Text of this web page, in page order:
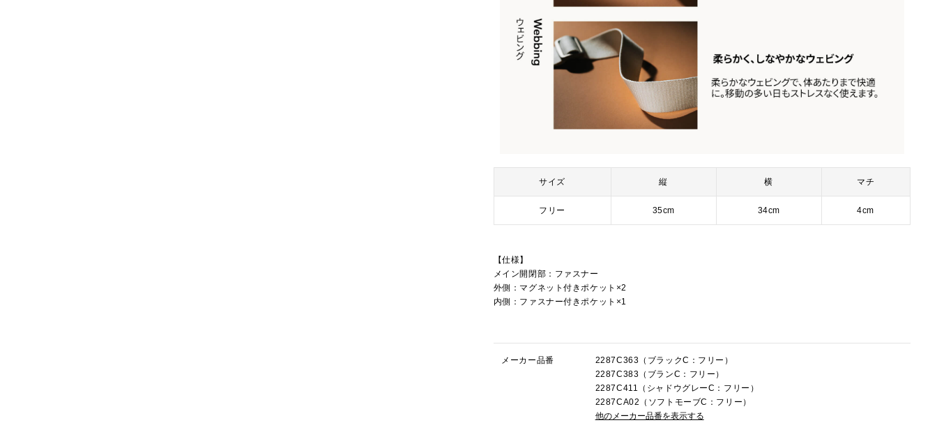
サイズ 縦 横 マチ
フリー 35cm 34cm 4cm
【仕様】
メイン開閉部：ファスナー
外側：マグネット付きポケット×2
内側：ファスナー付きポケット×1
メーカー品番
2287C363（ブラックC：フリー）
2287C383（ブランC：フリー）
2287C411（シャドウグレーC：フリー）
2287CA02（ソフトモーブC：フリー）
他のメーカー品番を表示する